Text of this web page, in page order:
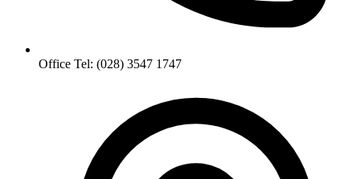
Office Tel: (028) 3547 1747